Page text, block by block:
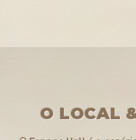
O LOCAL